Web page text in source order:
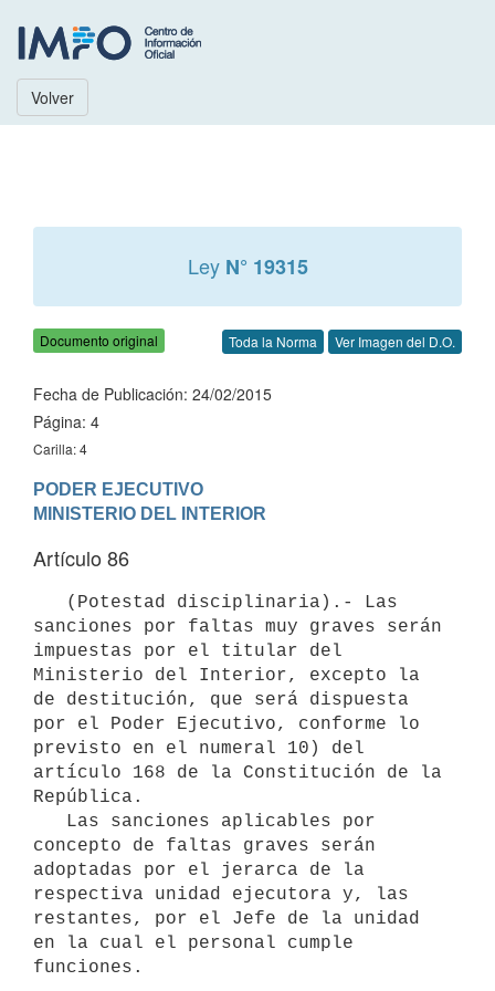
Volver
Ley N° 19315
Documento original Toda la Norma Ver Imagen del D.O.
Fecha de Publicación: 24/02/2015
Página: 4
Carilla: 4
PODER EJECUTIVO
Artículo 86
sanciones por faltas muy graves serán
impuestas por el titular del
Ministerio del Interior, excepto la
de destitución, que será dispuesta
por el Poder Ejecutivo, conforme lo
previsto en el numeral 10) del
artículo 168 de la Constitución de la
República.
concepto de faltas graves serán
adoptadas por el jerarca de la
respectiva unidad ejecutora y, las
restantes, por el Jefe de la unidad
en la cual el personal cumple